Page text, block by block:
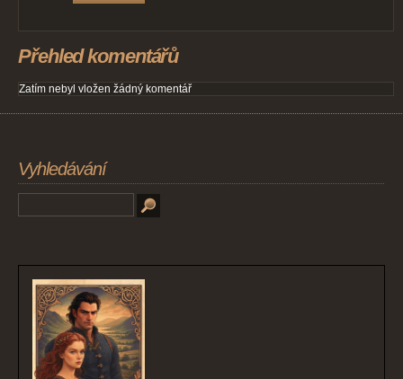
Přehled komentářů
Zatím nebyl vložen žádný komentář
Vyhledávání